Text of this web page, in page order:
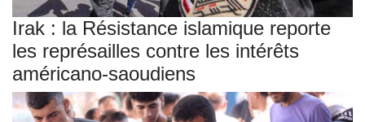
Irak : la Résistance islamique reporte
les représailles contre les intérêts
américano-saoudiens